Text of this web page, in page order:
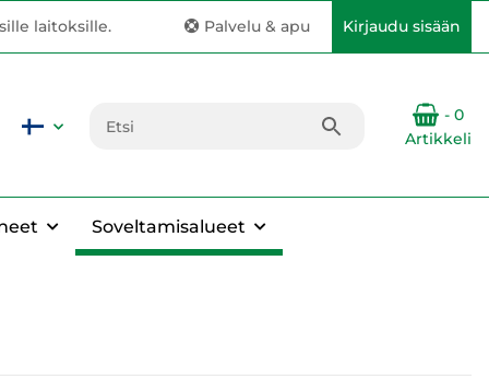
laitoksille. Palvelu & apu Kirjaudu sisään
- 0
Artikkeli
Soveltamisalueet